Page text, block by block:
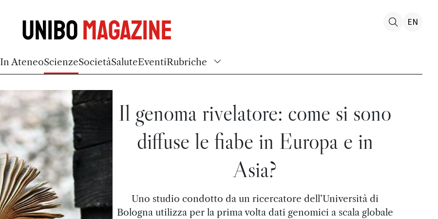
UniboMagazine
In AteneoScienzeSocietàSaluteEventiRubriche
EN
Il genoma rivelatore: come si sono
diffuse le fiabe in Europa e in
Asia?
Uno studio condotto da un ricercatore dell’Università di
Bologna utilizza per la prima volta dati genomici a scala globale